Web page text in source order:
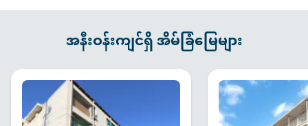
အနီးဝန်းကျင်ရှိ အိမ်ခြံမြေများ